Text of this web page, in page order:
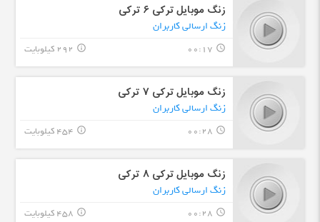
زنگ موبایل ترکی ۶ ترکی
زنگ ارسالی کاربران
query_builder
00:17 292 کیلوبایت info_outline
زنگ موبایل ترکی ۷ ترکی
زنگ ارسالی کاربران
query_builder
00:28 454 کیلوبایت info_outline
زنگ موبایل ترکی ۸ ترکی
زنگ ارسالی کاربران
query_builder
00:28 458 کیلوبایت info_outline